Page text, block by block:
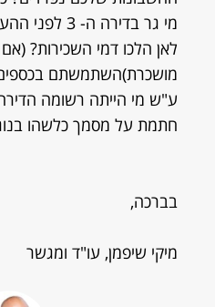
מי גר בדירה ה- 3 לפני ההעברתה לבן?
לאן הלכו דמי השכירות?
מושכרת)השתמשתם בכספים
ע"ש מי הייתה רשומה
חתמת על מסמך כלשהו
בברכה,
מיקי שיפמן, עו"ד ומגשר